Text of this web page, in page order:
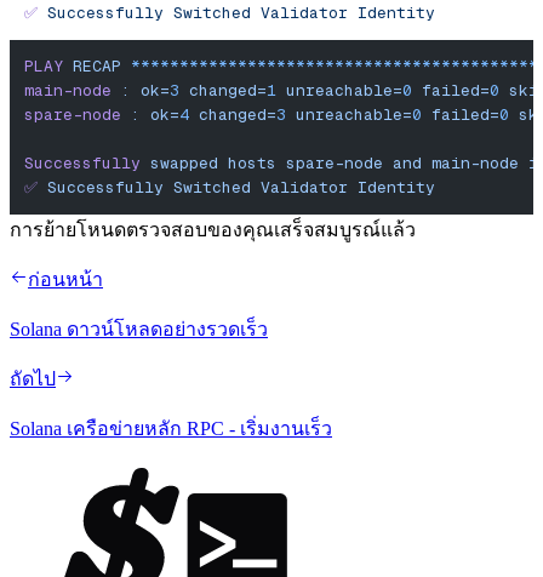
✅ Successfully Switched Validator Identity
PLAY RECAP
main-node : ok=3 changed=1 unreachable=0 failed=0
spare-node : ok=4 changed=3 unreachable=0 failed=0
Successfully swapped hosts spare-node and main-node
✅ Successfully Switched Validator Identity
การย้ายโหนดตรวจสอบของคุณเสร็จสมบูรณ์แล้ว
ก่อนหน้า
Solana ดาวน์โหลดอย่างรวดเร็ว
ถัดไป
Solana เครือข่ายหลัก RPC - เริ่มงานเร็ว